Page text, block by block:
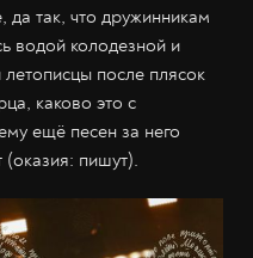
да так, что дружинникам
водой колодезной и
после плясок
каково это с
ещё песен за него
пишут).